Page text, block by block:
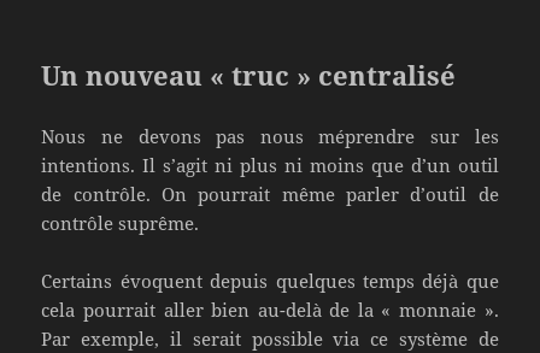
Un nouveau « truc » centralisé
Nous ne devons pas nous méprendre sur les
intentions. Il s’agit ni plus ni moins que d’un outil
de contrôle. On pourrait même parler d’outil de
contrôle suprême.
Certains évoquent depuis quelques temps déjà que
cela pourrait aller bien au-delà de la « monnaie ».
Par exemple, il serait possible via ce système de